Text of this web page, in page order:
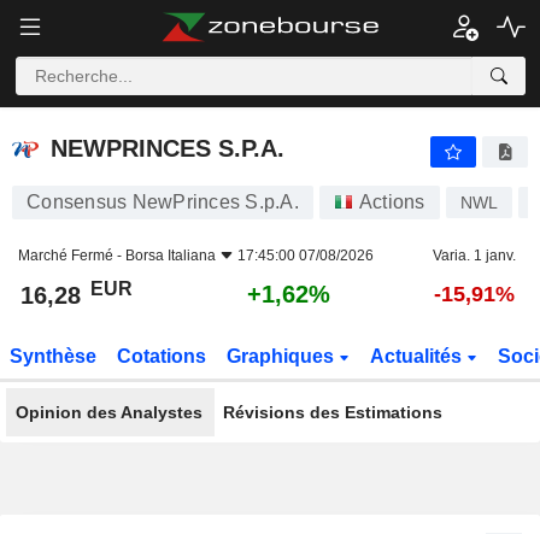
NEWPRINCES S.P.A.
NEWPRINCES S.P.A.
Consensus NewPrinces S.p.A. Actions NWL
Marché Fermé - Borsa Italiana 17:45:00 07/08/2026 Varia. 1 janv.
16,28 EUR +1,62% -15,91%
Synthèse Cotations Graphiques Actualités
Opinion des Analystes Révisions des Estimations